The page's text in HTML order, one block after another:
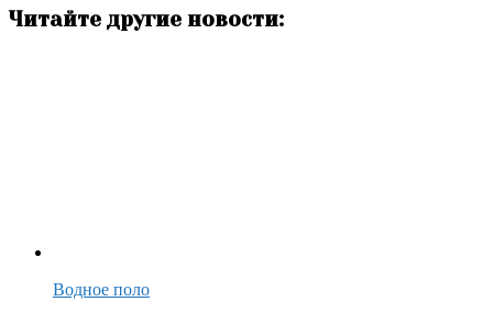
Читайте другие новости:
Водное поло